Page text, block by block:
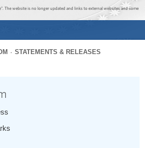
Jump to main content
Jump to navigation
The website is no longer updated and links to external websites and some
STATEMENTS & RELEASES